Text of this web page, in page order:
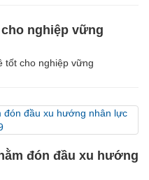
nghiệp vững
tốt cho nghiệp vững
đón đầu xu hướng